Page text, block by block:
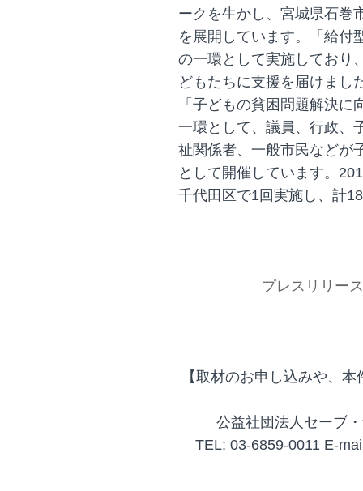
ークを生かし、宮城県石巻
を展開しています。「給付
の一環として実施しており
どもたちに支援を届けまし
「子どもの貧困問題解決
一環として、議員、行政、
祉関係者、一般市民などが
として開催しています。
千代田区で1回実施し、計
プレスリリー
【取材のお申し込みや、
公益社団法人セーブ
TEL: 03-6859-0011 E-